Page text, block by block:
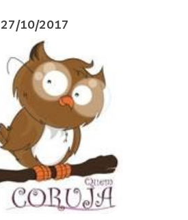
27/10/2017